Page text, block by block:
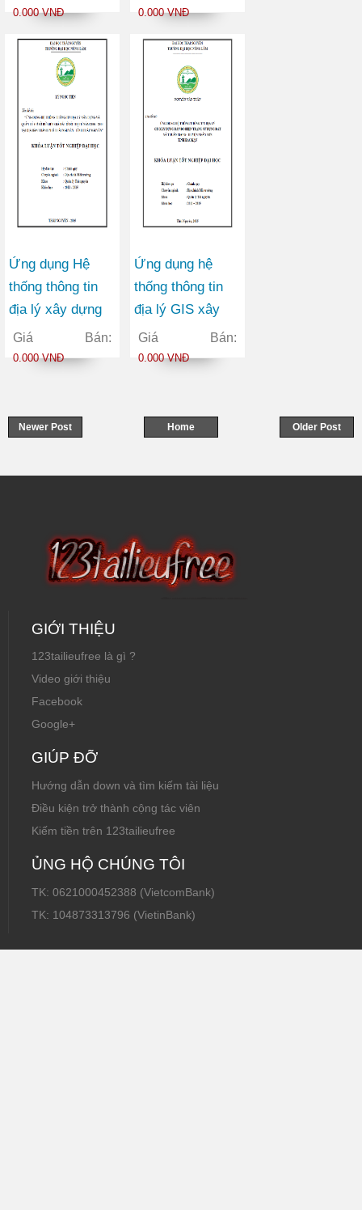
đất, phục vụ
đất đai năm 2014
của thị trấn Vị
Xuyên huyện Vị
Xuyên tỉnh Hà
Giang
0.000 VNĐ
trên địa bàn thị
huyện Cao Lộc
tỉnh Lạng Sơn
0.000 VNĐ
Ứng dụng Hệ
thống thông tin
địa lý xây dựng
và quản lý cơ sở
dữ liệu giá đất ở
địa bàn Thành
Giá Bán:
0.000 VNĐ
Ứng dụng hệ
thống thông tin
địa lý GIS xây
dựng bản đồ hiện
trạng sử dụng đất
tỉnh Bắc Kạn
Giá Bán:
0.000 VNĐ
Newer Post Older Post
Home
GIỚI THIỆU
123tailieufree là gì ?
Video giới thiệu
Facebook
Google+
GIÚP ĐỠ
Hướng dẫn down và tìm kiếm tài liệu
Điều kiện trở thành cộng tác viên
Kiếm tiền trên 123tailieufree
ỦNG HỘ CHÚNG TÔI
TK: 0621000452388 (VietcomBank)
TK: 104873313796 (VietinBank)